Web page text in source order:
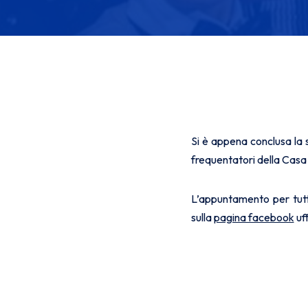
Si è appena conclusa
frequentatori della Casa
L’appuntamento per
sullapagina facebook